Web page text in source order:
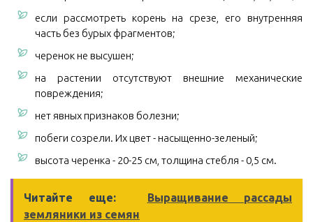
если рассмотреть корень на срезе, его внутренняя
часть без бурых фрагментов;
черенок не высушен;
на растении отсутствуют внешние механические
повреждения;
нет явных признаков болезни;
побеги созрели. Их цвет - насыщенно-зеленый;
высота черенка - 20-25 см, толщина стебля - 0,5 см.
Читайте еще:
Выращивание рассады
земляники из семян